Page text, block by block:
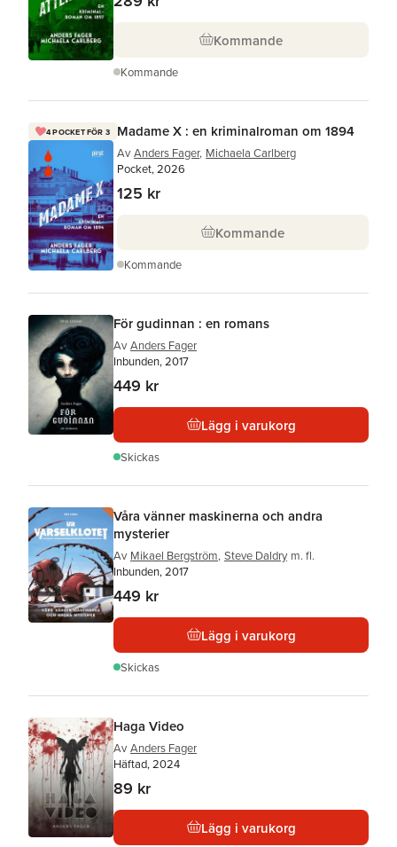
Kommande
Kommande
4 POCKET FÖR 3 Madame X : en kriminalroman om 1894
Av Anders Fager, Michaela Carlberg
Pocket, 2026
125 kr
Kommande
Kommande
För gudinnan : en romans
Av Anders Fager
Inbunden, 2017
449 kr
Lägg i varukorg
Skickas
Våra vänner maskinerna och andra
mysterier
Av Mikael Bergström, Steve Daldry m. fl.
Inbunden, 2017
449 kr
Lägg i varukorg
Skickas
Haga Video
Av Anders Fager
Häftad, 2024
89 kr
Lägg i varukorg